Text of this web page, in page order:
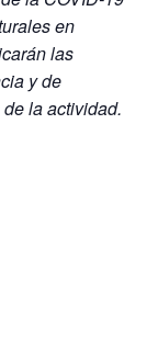
en
las
y de
la actividad.